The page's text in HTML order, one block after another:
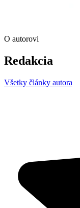
O autorovi
Redakcia
Všetky články autora